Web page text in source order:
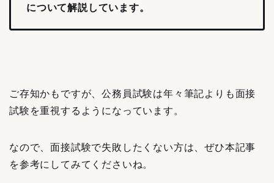
について解説しています。
ご存知かもですが、公務員試験は年々筆記よりも面接
試験を重視するようになっています。
なので、面接試験で失敗したくない方は、ぜひ本記事
を参考にしてみてくださいね。